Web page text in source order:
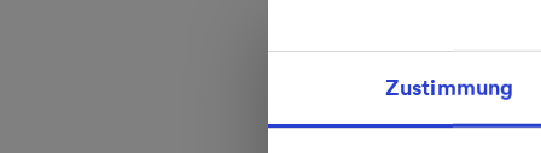
Zustimmung
Sie
Sie steuern die